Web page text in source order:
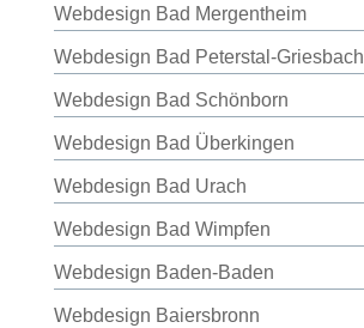
Webdesign Bad Mergentheim
Webdesign Bad Peterstal-Griesbach
Webdesign Bad Schönborn
Webdesign Bad Überkingen
Webdesign Bad Urach
Webdesign Bad Wimpfen
Webdesign Baden-Baden
Webdesign Baiersbronn